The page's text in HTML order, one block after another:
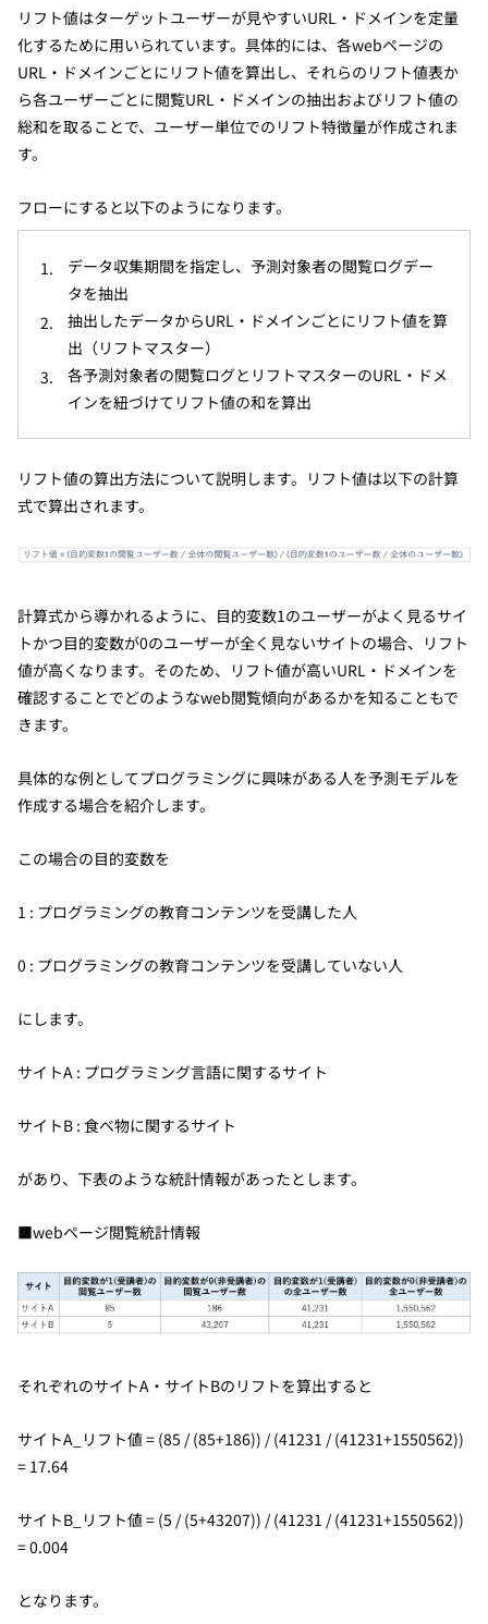
リフト値はターゲットユーザーが見やすいURL・ドメインを定量
化するために用いられています。具体的には、各webページの
URL・ドメインごとにリフト値を算出し、それらのリフト値表か
ら各ユーザーごとに閲覧URL・ドメインの抽出およびリフト値の
総和を取ることで、ユーザー単位でのリフト特徴量が作成されま
す。
フローにすると以下のようになります。
データ収集期間を指定し、予測対象者の閲覧ログデー
タを抽出
抽出したデータからURL・ドメインごとにリフト値を算
出（リフトマスター）
各予測対象者の閲覧ログとリフトマスターのURL・ドメ
インを紐づけてリフト値の和を算出
リフト値の算出方法について説明します。リフト値は以下の計算
式で算出されます。
計算式から導かれるように、目的変数1のユーザーがよく見るサイ
トかつ目的変数が0のユーザーが全く見ないサイトの場合、リフト
値が高くなります。そのため、リフト値が高いURL・ドメインを
確認することでどのようなweb閲覧傾向があるかを知ることもで
きます。
具体的な例としてプログラミングに興味がある人を予測モデルを
作成する場合を紹介します。
この場合の目的変数を
1 : プログラミングの教育コンテンツを受講した人
0 : プログラミングの教育コンテンツを受講していない人
にします。
サイトA : プログラミング言語に関するサイト
サイトB : 食べ物に関するサイト
があり、下表のような統計情報があったとします。
■webページ閲覧統計情報
それぞれのサイトA・サイトBのリフトを算出すると
サイトA_リフト値 = (85 / (85+186)) / (41231 / (41231+1550562))
= 17.64
サイトB_リフト値 = (5 / (5+43207)) / (41231 / (41231+1550562))
= 0.004
となります。